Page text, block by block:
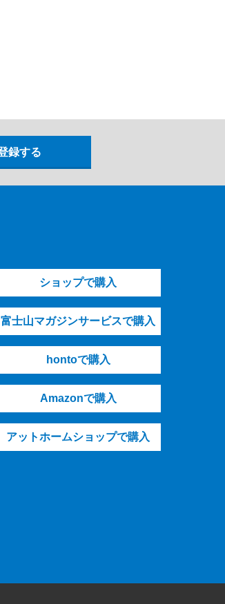
ショップで購入
富士山マガジンサービスで購入
hontoで購入
Amazonで購入
アットホームショップで購入